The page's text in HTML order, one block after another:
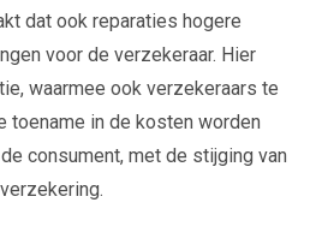
dat ook reparaties hogere
voor de verzekeraar. Hier
waarmee ook verzekeraars te
toename in de kosten worden
consument, met de stijging van